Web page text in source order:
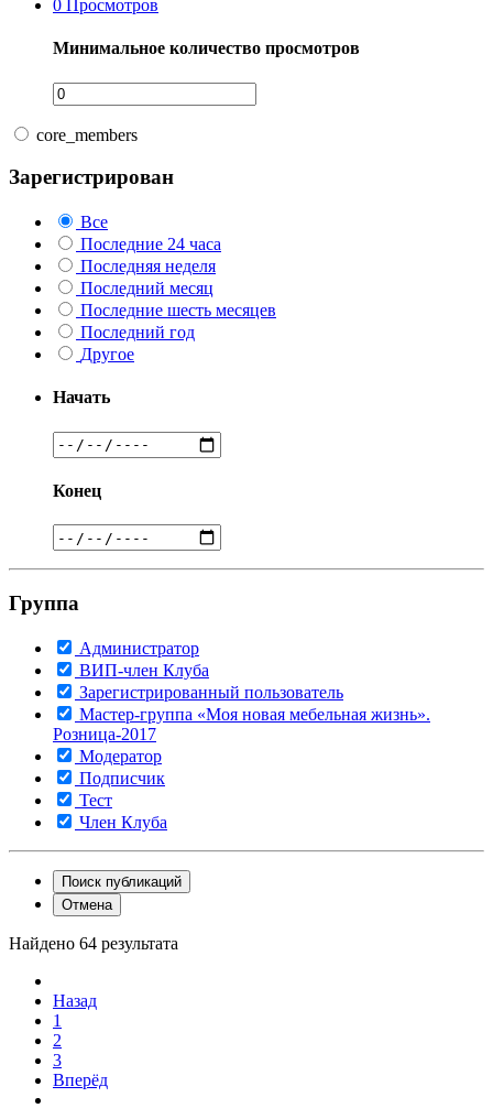
0 Просмотров
Минимальное количество просмотров
core_members
Зарегистрирован
Все
Последние 24 часа
Последняя неделя
Последний месяц
Последние шесть месяцев
Последний год
Другое
Начать
Конец
Группа
Администратор
ВИП-член Клуба
Зарегистрированный пользователь
Мастер-группа «Моя новая мебельная жизнь».
Розница-2017
Модератор
Подписчик
Тест
Член Клуба
Поиск публикаций
Отмена
Найдено 64 результата
Назад
1
2
3
Вперёд